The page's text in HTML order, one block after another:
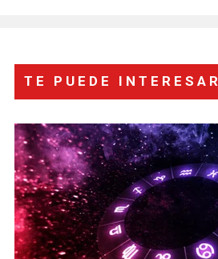
TE PUEDE INTERESAR